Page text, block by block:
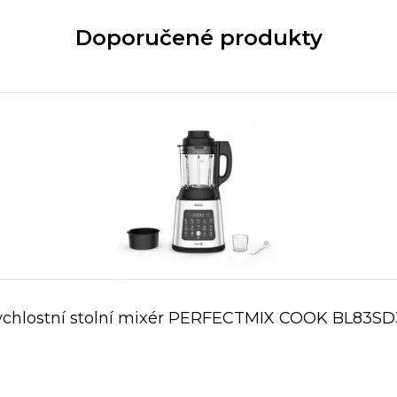
Doporučené produkty
stolní mixér PERFECTMIX COOK